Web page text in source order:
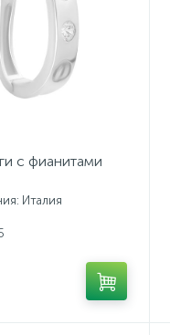
с фианитами
Италия